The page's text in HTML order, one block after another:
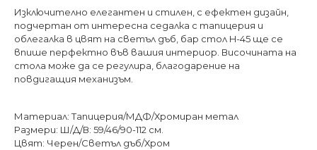
Изключително елегантен и стилен, с ефектен дизайн,
подчертан от интересна седалка с тапицерия и
облегалка в цвят на светъл дъб, бар стол H-45 ще се
впише перфектно във вашия интериор. Височината на
стола може да се регулира, благодарение на
повдигащия механизъм.
Материал: Тапицерия/МДФ/Хромиран метал
Размери: Ш/Д/В: 59/46/90-112 см.
Цвят: Черен/Светъл дъб/Хром